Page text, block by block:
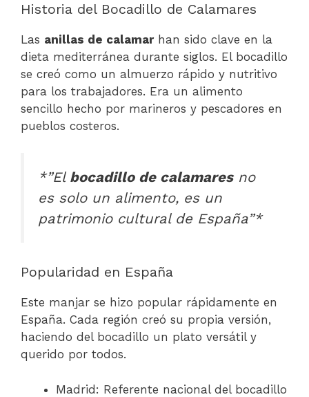
Historia del Bocadillo de Calamares
Las anillas de calamarhan sido clave en la
dieta mediterránea durante siglos. El bocadillo
se creó como un almuerzo rápido y nutritivo
para los trabajadores. Era un alimento
sencillo hecho por marineros y pescadores en
pueblos costeros.
*”El bocadillo de calamaresno
es solo un alimento, es un
patrimonio cultural de España”*
Popularidad en España
Este manjar se hizo popular rápidamente en
España. Cada región creó su propia versión,
haciendo del bocadillo un plato versátil y
querido por todos.
Madrid: Referente nacional del bocadillo